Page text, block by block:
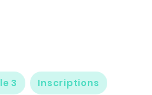
3 Inscriptions